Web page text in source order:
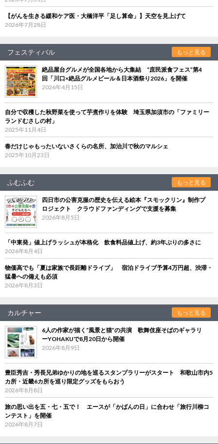
【がんを生きる緩和ケア医・大橋洋平「足し算命」】天空を見上げて
2026年7月28日
フェスティバル もっと見る
絶品屋台グルメが全国各地から大集結 “庶民派食フェス”第4
回「川口×絶品グルメビール＆日本酒祭り2026」を開催
2026年4月15日
自分で収穫した秋野菜を使って芋煮作りを体験 埼玉県加須市の「ファミリー
ランドむさしの村」
2025年11月4日
春だけじゃもったいないさくらの名所、加治川で秋のマルシェ
2025年10月23日
ふむふむ もっと見る
四日市の公害克服の歴史を伝える絵本『スモックリン』制作プ
ロジェクト クラウドファンディングで支援を募集
2026年8月5日
「中東発」値上げラッシュが本格化 飲食料品値上げ、約3年ぶりの多さに
2026年8月4日
物価高でも「夏は家族で長距離ドライブ」 宿泊ドライブ予算4万円超、渋滞・
猛暑への備えも必須
2026年8月3日
カルチャー もっと見る
6人の作家が描く“風景と猫”の共演 歌舞伎座そばのギャラリ
ーYOHAKUで8月20日から開催
2026年8月9日
豊臣秀吉・秀長兄弟ゆかりの地を巡るスタンプラリーがスタート 和歌山市内5
カ所・近畿6カ所を巡り限定グッズをもらおう
2026年8月8日
旅の思い出を五・七・五で！ エースが「かばんの日」に合わせ「旅行川柳コ
ンテスト」を開催
2026年8月7日